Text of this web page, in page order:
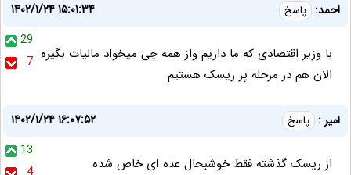
احمد: پاسخ
۱۴۰۲/۱/۲۴ ۱۵:۰۱:۳۴
29
7 با وزیر اقتصادی که ما داریم واز همه چی میخواد مالیات بگیره
الان هم در مرحله پر ریسک هستیم
امیر : پاسخ
۱۴۰۲/۱/۲۴ ۱۶:۰۷:۵۲
13
از ریسک گذشته فقط خوشبحال عده ای خاص شده